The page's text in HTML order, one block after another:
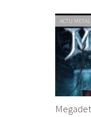
ACTU METAL